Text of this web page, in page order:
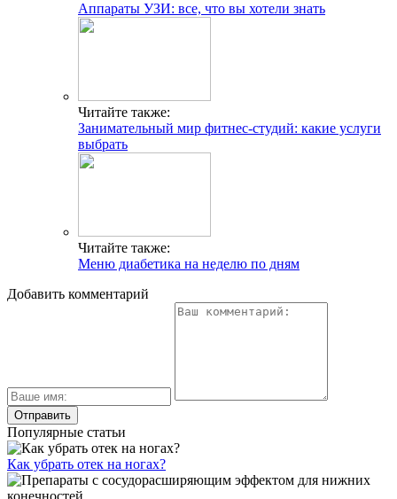
Аппараты УЗИ: все, что вы хотели знать
Читайте также:
Занимательный мир фитнес-студий: какие услуги
выбрать
Читайте также:
Меню диабетика на неделю по дням
Добавить комментарий
Популярные статьи
Как убрать отек на ногах?